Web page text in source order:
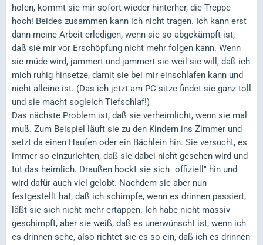
holen, kommt sie mir sofort wieder hinterher, die Treppe
hoch! Beides zusammen kann ich nicht tragen. Ich kann erst
dann meine Arbeit erledigen, wenn sie so abgekämpft ist,
daß sie mir vor Erschöpfung nicht mehr folgen kann. Wenn
sie müde wird, jammert und jammert sie weil sie will, daß ich
mich ruhig hinsetze, damit sie bei mir einschlafen kann und
nicht alleine ist. (Das ich jetzt am PC sitze findet sie ganz toll
und sie macht sogleich Tiefschlaf!)
Das nächste Problem ist, daß sie verheimlicht, wenn sie mal
muß. Zum Beispiel läuft sie zu den Kindern ins Zimmer und
setzt da einen Haufen oder ein Bächlein hin. Sie versucht, es
immer so einzurichten, daß sie dabei nicht gesehen wird und
tut das heimlich. Draußen hockt sie sich "offiziell" hin und
wird dafür auch viel gelobt. Nachdem sie aber nun
festgestellt hat, daß ich schimpfe, wenn es drinnen passiert,
läßt sie sich nicht mehr ertappen. Ich habe nicht massiv
geschimpft, aber sie weiß, daß es unerwünscht ist, wenn ich
es drinnen sehe, also richtet sie es so ein, daß ich es drinnen